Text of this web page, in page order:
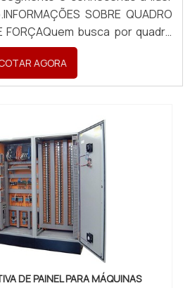
SOBRE QUADRO
FORÇAQuem busca por quadro
em uma empresa inovadora,
Elétricas. Uma empresa
banco de capacitores para
AGORA
DE PAINEL PARA MÁQUINAS